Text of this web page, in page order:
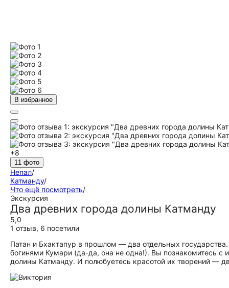
В избранное
+8
11 фото
Непал/
Катманду/
Что ещё посмотреть/
Экскурсия
Два древних города долины Катманду
5,0
1 отзыв, 6 посетили
Патан и Бхактапур в прошлом — два отдельных
богинями Кумари (да-да, она не одна!). Вы познакомитесь
долины Катманду. И полюбуетесь красотой их творений —